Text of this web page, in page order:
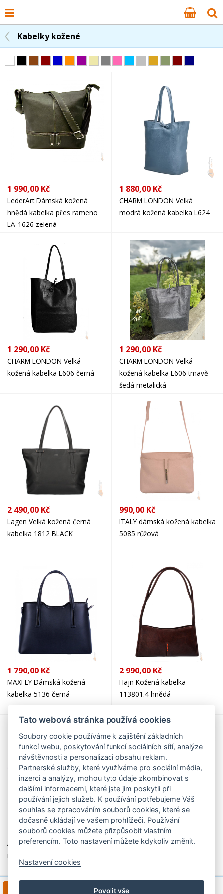
Kabelky kožené
1 990,00 Kč
LederArt Dámská kožená
hnědá kabelka přes rameno
LA-1626 zelená
1 880,00 Kč
CHARM LONDON Velká
modrá kožená kabelka L624
1 290,00 Kč
CHARM LONDON Velká
kožená kabelka L606 černá
1 290,00 Kč
CHARM LONDON Velká
kožená kabelka L606 tmavě
šedá metalická
2 490,00 Kč
Lagen Velká kožená černá
kabelka 1812 BLACK
990,00 Kč
ITALY dámská kožená kabelka
5085 růžová
1 790,00 Kč
MAXFLY Dámská kožená
kabelka 5136 černá
2 990,00 Kč
Hajn Kožená kabelka
113801.4 hnědá
2 990,00 Kč
Arwel Kožená velká taška na
notebook 212-2187 černá
489,00 Kč
SEGALI Kožená kabelka -
1 / 12
Tato webová stránka používá cookies
Soubory cookie používáme k zajištění základních
funkcí webu, poskytování funkcí sociálních sítí, analýze
návštěvnosti a personalizaci obsahu reklam.
Partnerské služby, které využíváme pro sociální média,
inzerci a analýzy, mohou tyto údaje zkombinovat s
dalšími informacemi, které jste jim poskytli při
používání jejich služeb. K používání potřebujeme Váš
souhlas se zpracováním souborů cookies, které se
dočasně ukládají ve vašem prohlížeči. Používání
souborů cookies můžete přizpůsobit vlastním
preferencím. Toto nastavení můžete kdykoliv změnit.
Nastavení cookies
Povolit vše